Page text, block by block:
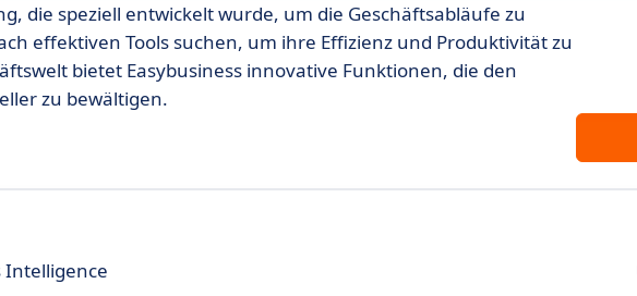
die speziell entwickelt wurde, um die Geschäftsabläufe zu
effektiven Tools suchen, um ihre Effizienz und Produktivität zu
bietet Easybusiness innovative Funktionen, die den
zu bewältigen.
Intelligence